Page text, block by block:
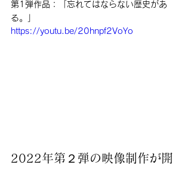
第1弾作品：「忘れてはならない歴史があ
る。」
https://youtu.be/20hnpf2VoYo
2022年第２弾の映像制作が開